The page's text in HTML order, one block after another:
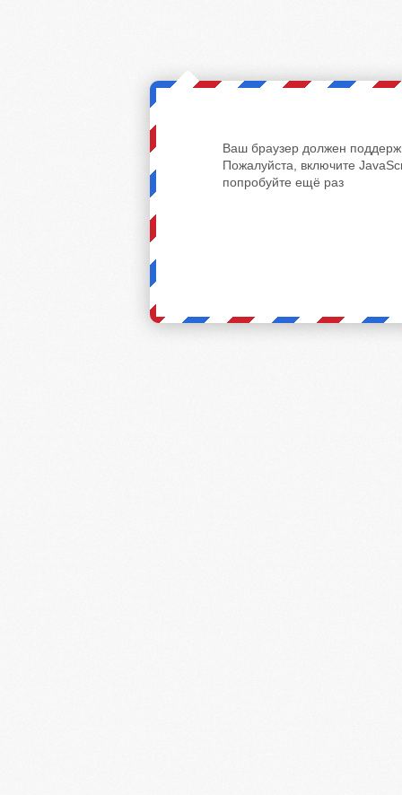
Ваш браузер должен
Пожалуйста, включите
попробуйте ещё раз